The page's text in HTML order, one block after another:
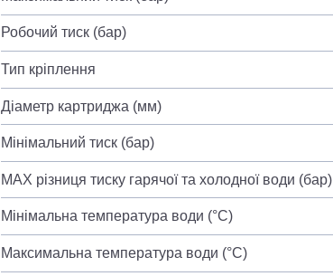
Робочий тиск (бар)
Тип кріплення
Діаметр картриджа (мм)
Мінімальний тиск (бар)
MAX різниця тиску гарячої та холодної води (бар)
Мінімальна температура води (°C)
Максимальна температура води (°C)